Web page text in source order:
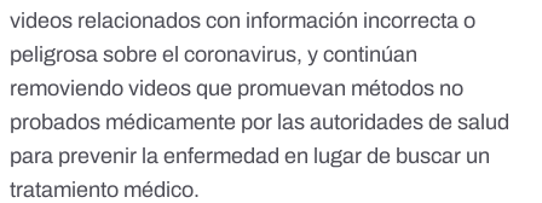
videos relacionados con información incorrecta o
peligrosa sobre el coronavirus, y continúan
removiendo videos que promuevan métodos no
probados médicamente por las autoridades de salud
para prevenir la enfermedad en lugar de buscar un
tratamiento médico.